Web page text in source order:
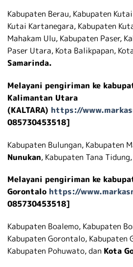
Kabupaten Berau, Kabupaten
Kutai Kartanegara, Kabupaten
Mahakam Ulu, Kabupaten Paser,
Paser Utara, Kota Balikpapan,
Samarinda.
Melayani pengiriman ke
Kalimantan Utara
(KALTARA) https://
085730453518]
Kabupaten Bulungan, Kabupaten
Nunukan, Kabupaten Tana
Melayani pengiriman ke
Gorontalo https://
085730453518]
Kabupaten Boalemo, Kabupaten
Kabupaten Gorontalo, Kabupaten
Kabupaten Pohuwato, dan Kota